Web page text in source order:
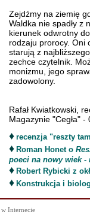
Zejdźmy na ziemię
Waldka nie spadły z
kierunek odwrotny
rodzaju prorocy. Oni
starują z
zechce czytelnik.
monizmu, jego
zadowolony.
Rafał Kwiatkowski,
Magazynie "Cegła" -
♦ recenzja "reszty
♦ Roman Honet o
poeci na nowy wiek -
♦ Robert Rybicki z
♦ Konstrukcja i
Internecie